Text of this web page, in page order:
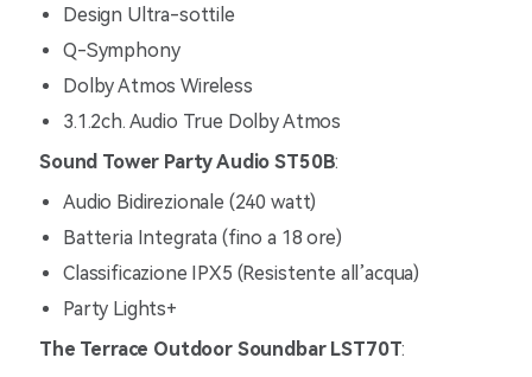
Design Ultra-sottile
Q-Symphony
Dolby Atmos Wireless
3.1.2ch. Audio True Dolby Atmos
Sound Tower Party Audio ST50B:
Audio Bidirezionale (240 watt)
Batteria Integrata (fino a 18 ore)
Classificazione IPX5 (Resistente all’acqua)
Party Lights+
The Terrace Outdoor Soundbar LST70T: